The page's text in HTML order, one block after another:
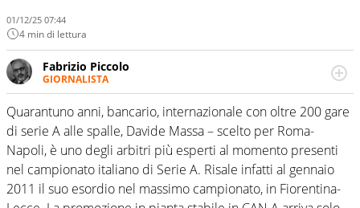
01/12/25 07:44
4 min di lettura
Fabrizio Piccolo
GIORNALISTA
Nella sua carriera ha seguito numerose manifestazioni
sportive e collaborato con agenzie e testate. Esperienza,
competenza, conoscenza e memoria storica. Si occupa
prevalentemente di calcio
Quarantuno anni, bancario, internazionale con oltre 200 gare
di serie A alle spalle, Davide Massa – scelto per Roma-
Napoli, è uno degli arbitri più esperti al momento presenti
nel campionato italiano di Serie A. Risale infatti al gennaio
2011 il suo esordio nel massimo campionato, in Fiorentina-